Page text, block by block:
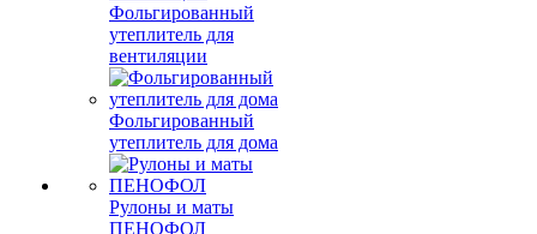
Фольгированный
утеплитель для
вентиляции
Фольгированный
утеплитель для дома
Рулоны и маты
ПЕНОФОЛ